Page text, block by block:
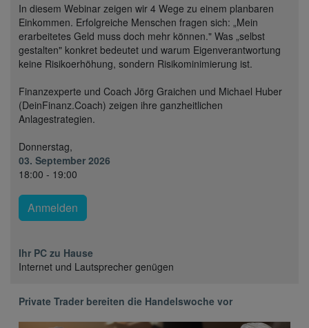
In diesem Webinar zeigen wir 4 Wege zu einem planbaren
Einkommen. Erfolgreiche Menschen fragen sich: „Mein
erarbeitetes Geld muss doch mehr können." Was „selbst
gestalten" konkret bedeutet und warum Eigenverantwortung
keine Risikoerhöhung, sondern Risikominimierung ist.
Finanzexperte und Coach Jörg Graichen und Michael Huber
(DeinFinanz.Coach) zeigen ihre ganzheitlichen
Anlagestrategien.
Donnerstag,
03. September 2026
18:00 - 19:00
Anmelden
Ihr PC zu Hause
Internet und Lautsprecher genügen
Private Trader bereiten die Handelswoche vor